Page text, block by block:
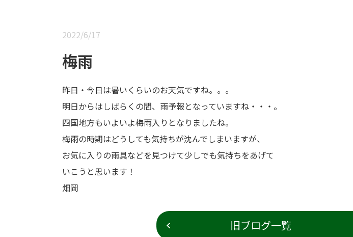
2022/6/17
梅雨
昨日・今日は暑いくらいのお天気ですね。。。
明日からはしばらくの間、雨予報となっていますね・・・。
四国地方もいよいよ梅雨入りとなりましたね。
梅雨の時期はどうしても気持ちが沈んでしまいますが、
お気に入りの雨具などを見つけて少しでも気持ちをあげて
いこうと思います！
畑岡
旧ブログ一覧